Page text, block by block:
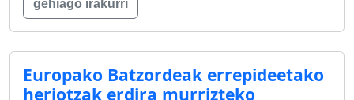
gehiago irakurri
Europako Batzordeak errepideetako
heriotzak erdira murrizteko